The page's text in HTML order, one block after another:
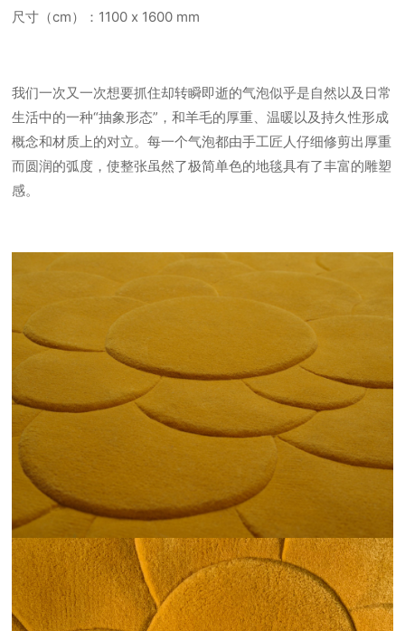
尺寸（cm）：1100 x 1600 mm
我们一次又一次想要抓住却转瞬即逝的气泡似乎是自然以及日常
生活中的一种“抽象形态”，和羊毛的厚重、温暖以及持久性形成
概念和材质上的对立。每一个气泡都由手工匠人仔细修剪出厚重
而圆润的弧度，使整张虽然了极简单色的地毯具有了丰富的雕塑
感。